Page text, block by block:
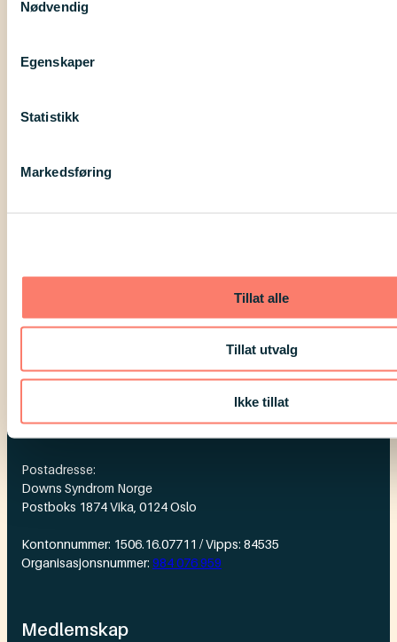
Nødvendig
Egenskaper
Statistikk
Markedsføring
Tillat alle
Tillat utvalg
Ikke tillat
Spørsmål
Maks 1000 tegn
Kontakt oss
Postadresse:
Downs Syndrom Norge
Postboks 1874 Vika, 0124 Oslo
Kontonnummer: 1506.16.07711 / Vipps: 84535
Organisasjonsnummer: 984 076 959
Medlemskap